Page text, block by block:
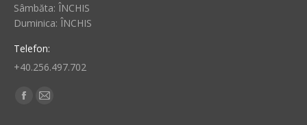
Sâmbăta: ÎNCHIS
Duminica: ÎNCHIS
Telefon:
+40.256.497.702
Find us on:
Facebook
Mail